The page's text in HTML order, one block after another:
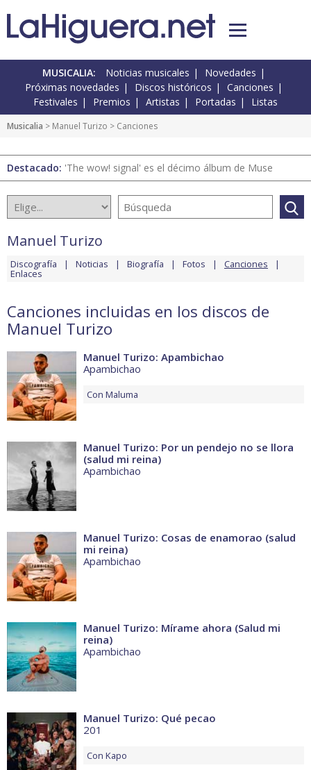
MUSICALIA: Noticias musicales
Novedades
Próximas novedades
Discos históricos
Canciones
Festivales
Premios Artistas Portadas Listas
Musicalia > Manuel Turizo > Canciones
Destacado: 'The wow! signal' es el décimo álbum de Muse
Manuel Turizo
Discografía Noticias Biografía Fotos Canciones
Enlaces
Canciones incluidas en los discos de
Manuel Turizo
Manuel Turizo: Apambichao
Apambichao
Con Maluma
Manuel Turizo: Por un pendejo no se llora
(salud mi reina)
Apambichao
Manuel Turizo: Cosas de enamorao (salud
mi reina)
Apambichao
Manuel Turizo: Mírame ahora (Salud mi
reina)
Apambichao
Manuel Turizo: Qué pecao
201
Con Kapo